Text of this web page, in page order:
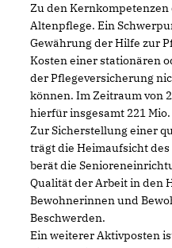
Zu den Kernkompetenzen
Altenpflege. Ein
Gewährung der Hilfe zur
Kosten einer stationären
der Pflegeversicherung
können. Im Zeitraum von
hierfür insgesamt 221
Zur Sicherstellung einer
trägt die Heimaufsicht
berät die
Qualität der Arbeit in den
Bewohnerinnen und
Beschwerden.
Ein weiterer Aktivposten